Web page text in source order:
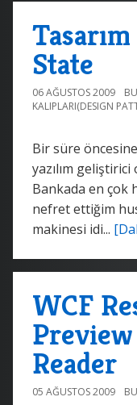
State
06 AĞUSTOS 2009
KALIPLARI(DESIGN
Bir süre
yazılım
Bankada en çok
nefret ettiğim
makinesi idi...
WCF
Reader
05 AĞUSTOS 2009